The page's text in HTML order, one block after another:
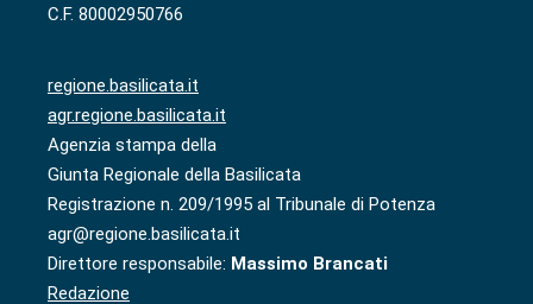
C.F. 80002950766
regione.basilicata.it
agr.regione.basilicata.it
Agenzia stampa della
Giunta Regionale della Basilicata
Registrazione n. 209/1995 al Tribunale di Potenza
agr@regione.basilicata.it
Direttore responsabile: Massimo Brancati
Redazione